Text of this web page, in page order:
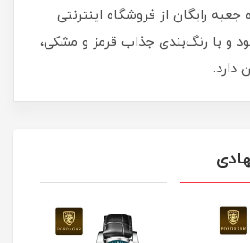
رایگان از فروشگاه اینترنتی
و با رنگ‌بندی جذاب قرمز و مشکی،
دارد.